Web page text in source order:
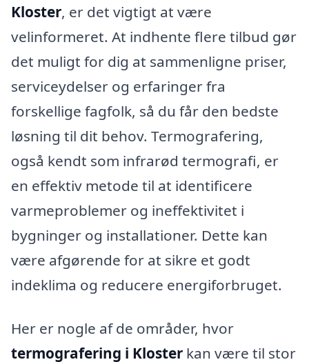
Kloster, er det vigtigt at være
velinformeret. At indhente flere tilbud gør
det muligt for dig at sammenligne priser,
serviceydelser og erfaringer fra
forskellige fagfolk, så du får den bedste
løsning til dit behov. Termografering,
også kendt som infrarød termografi, er
en effektiv metode til at identificere
varmeproblemer og ineffektivitet i
bygninger og installationer. Dette kan
være afgørende for at sikre et godt
indeklima og reducere energiforbruget.
Her er nogle af de områder, hvor
termografering i Kloster kan være til stor